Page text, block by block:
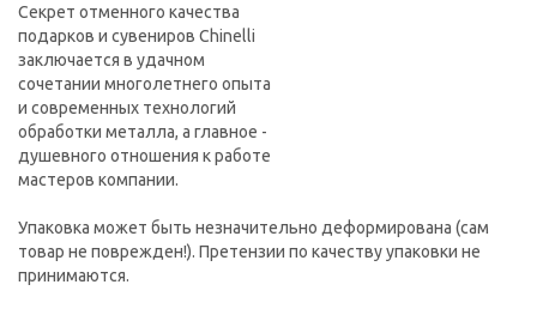
Секрет отменного качества
подарков и сувениров Chinelli
заключается в удачном
сочетании многолетнего опыта
и современных технологий
обработки металла, а главное -
душевного отношения к работе
мастеров компании.
Упаковка может быть незначительно деформирована (сам
товар не поврежден!). Претензии по качеству упаковки не
принимаются.